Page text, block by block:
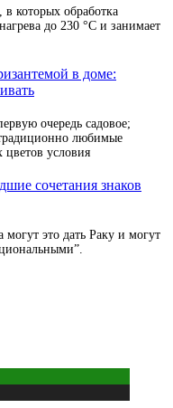
в которых обработка
до 230 °С и занимает
в доме:
очередь садовое;
любимые
условия
сочетания знаков
могут это дать Раку и могут